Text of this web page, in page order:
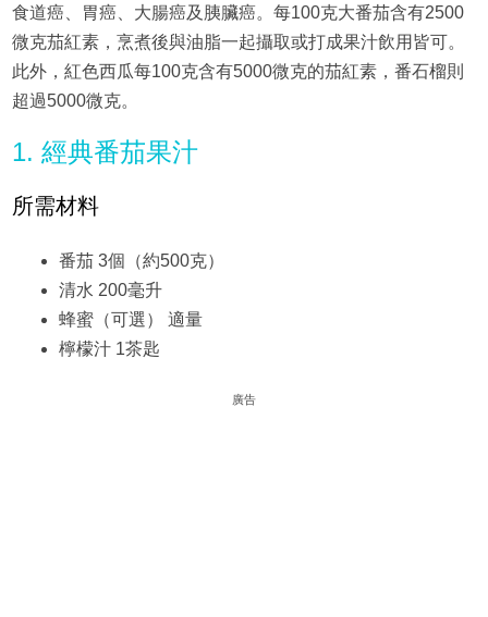
食道癌、胃癌、大腸癌及胰臟癌。每100克大番茄含有2500
微克茄紅素，烹煮後與油脂一起攝取或打成果汁飲用皆可。
此外，紅色西瓜每100克含有5000微克的茄紅素，番石榴則
超過5000微克。
1. 經典番茄果汁
所需材料
番茄 3個（約500克）
清水 200毫升
蜂蜜（可選） 適量
檸檬汁 1茶匙
廣告